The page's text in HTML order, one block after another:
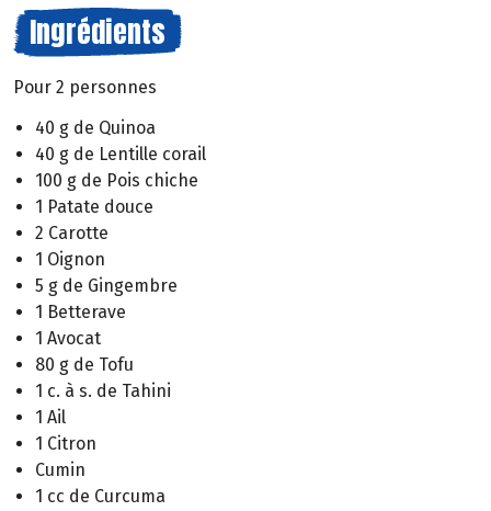
Ingrédients
Pour 2 personnes
40 g de Quinoa
40 g de Lentille corail
100 g de Pois chiche
1 Patate douce
2 Carotte
1 Oignon
5 g de Gingembre
1 Betterave
1 Avocat
80 g de Tofu
1 c. à s. de Tahini
1 Ail
1 Citron
Cumin
1 cc de Curcuma